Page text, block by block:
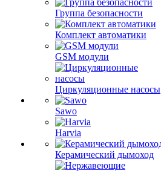
Группа безопасности
Комплект автоматики
GSM модули
Циркуляционные насосы
Sawo
Harvia
Керамический дымоход